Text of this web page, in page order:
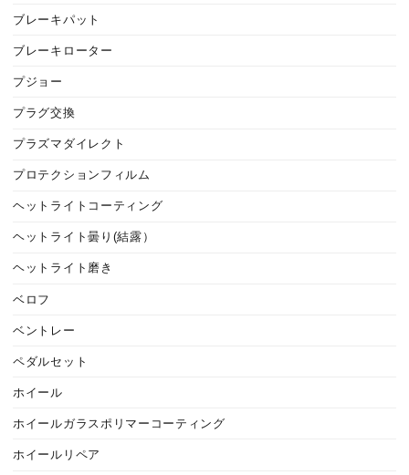
ブレーキパット
ブレーキローター
プジョー
プラグ交換
プラズマダイレクト
プロテクションフィルム
ヘットライトコーティング
ヘットライト曇り(結露）
ヘットライト磨き
ベロフ
ベントレー
ペダルセット
ホイール
ホイールガラスポリマーコーティング
ホイールリペア